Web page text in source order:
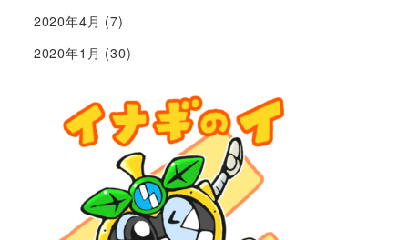
2020年4月 (7)
2020年1月 (30)